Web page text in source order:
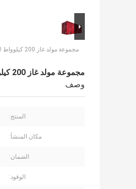
مجموعة مولد غاز 200 كيلوواط 250 كيلوواط
مجموعة مولد غاز 200 كيلوواط 250 كيلوواط
وصف
المنتج:
مكان المنشأ:
الضمان:
الوقود: